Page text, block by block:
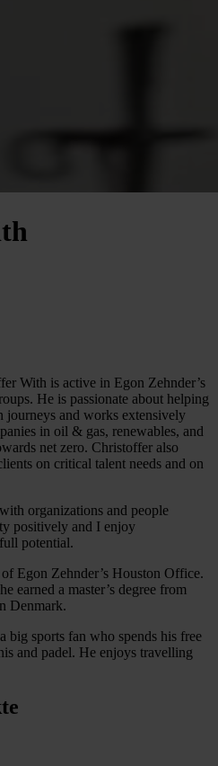
With is active in Egon Zehnder’s
He is passionate about helping
journeys and works extensively
in oil & gas, renewables, and
net zero. Christoffer also
on critical talent needs and on
organizations and people
positively and I enjoy
potential.
Egon Zehnder’s Houston Office.
earned a master’s degree from
Denmark.
big sports fan who spends his free
and padel. He enjoys travelling